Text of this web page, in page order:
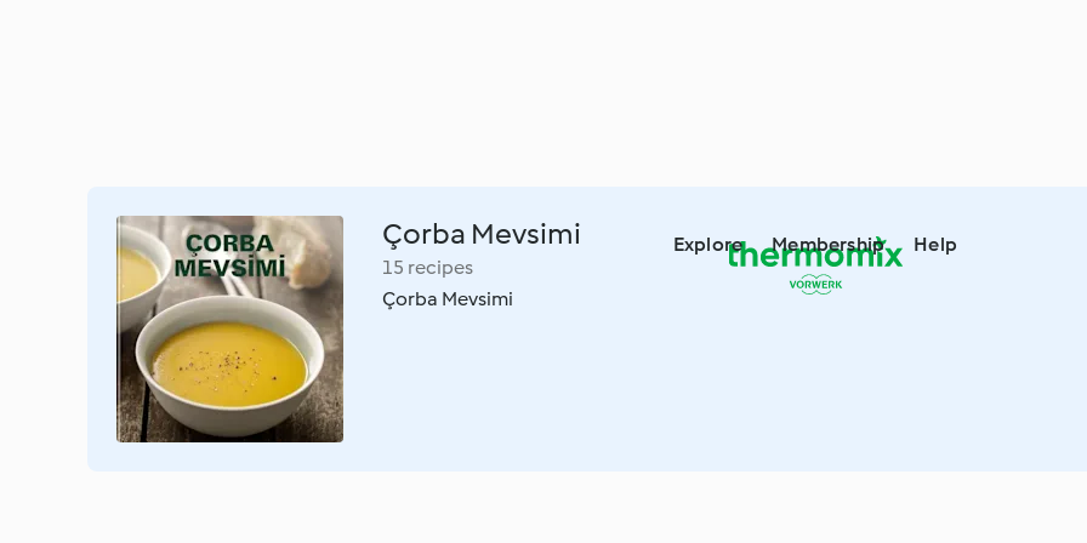
Explore Membership Help
Çorba Mevsimi
15 recipes
Çorba Mevsimi